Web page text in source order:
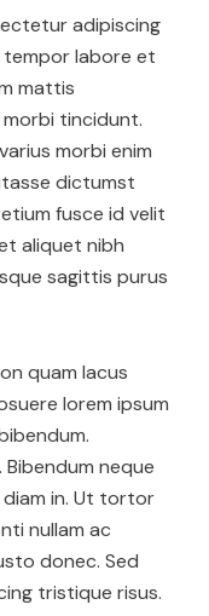
adipiscing
labore et
mattis
tincidunt.
morbi enim
dictumst
fusce id velit
aliquet nibh
sagittis purus
quam lacus
lorem ipsum
neque
in. Ut tortor
nullam ac
donec. Sed
tristique risus.